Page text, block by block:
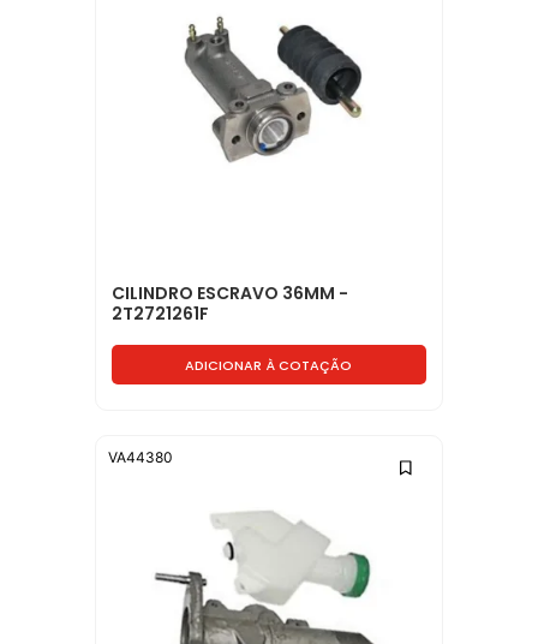
CILINDRO ESCRAVO 36MM -
2T2721261F
ADICIONAR À COTAÇÃO
VA44380